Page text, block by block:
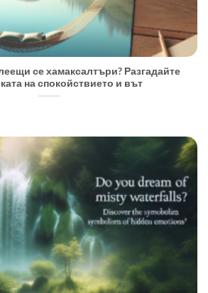
се хамаксалтъри? Разгадайте
на спокойствието и вът